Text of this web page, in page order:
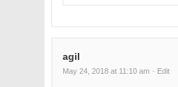
agil
May 24, 2018 at 11:10 am · Edit